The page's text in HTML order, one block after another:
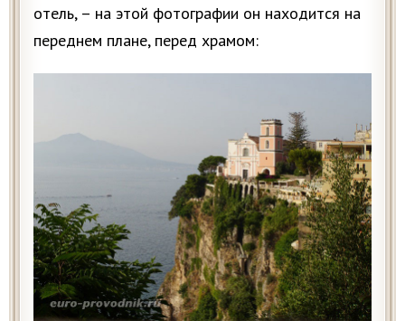
отель, – на этой фотографии он находится на
переднем плане, перед храмом: